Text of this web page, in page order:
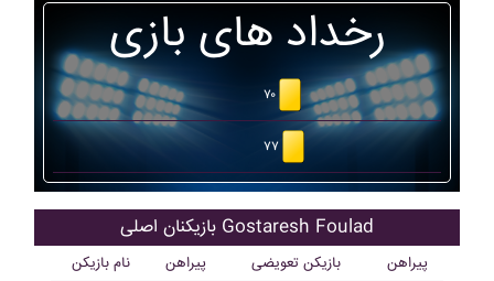
رخداد های بازی
۷۰
۷۷
بازیکنان اصلی Gostaresh Foulad
نام بازیکن پیراهن بازیکن تعویضی پیراهن